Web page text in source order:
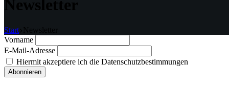
Newsletter
Start Newsletter
Vorname
E-Mail-Adresse
Hiermit akzeptiere ich die Datenschutzbestimmungen